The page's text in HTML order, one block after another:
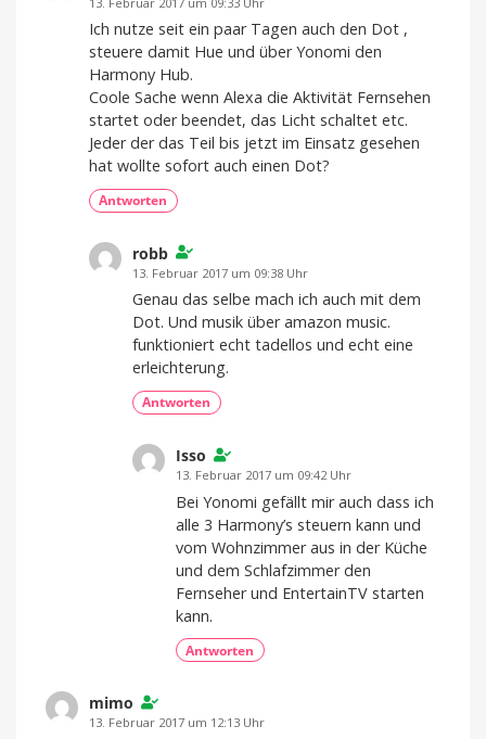
Ich nutze seit ein paar Tagen auch den Dot ,
steuere damit Hue und über Yonomi den
Harmony Hub.
Coole Sache wenn Alexa die Aktivität Fernsehen
startet oder beendet, das Licht schaltet etc.
Jeder der das Teil bis jetzt im Einsatz gesehen
hat wollte sofort auch einen Dot?
Antworten
robb
13. Februar 2017 um 09:38 Uhr
Genau das selbe mach ich auch mit dem
Dot. Und musik über amazon music.
funktioniert echt tadellos und echt eine
erleichterung.
Antworten
Isso
13. Februar 2017 um 09:42 Uhr
Bei Yonomi gefällt mir auch dass ich
alle 3 Harmony’s steuern kann und
vom Wohnzimmer aus in der Küche
und dem Schlafzimmer den
Fernseher und EntertainTV starten
kann.
Antworten
mimo
13. Februar 2017 um 12:13 Uhr